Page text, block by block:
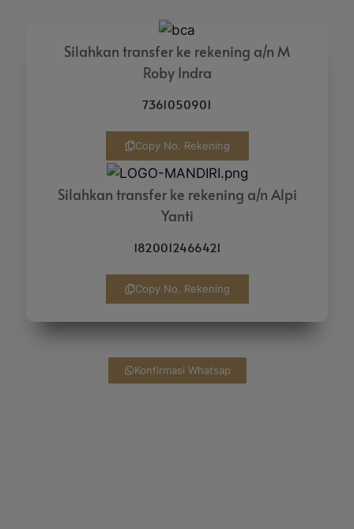
Silahkan transfer ke rekening a/n M
Roby Indra
7361050901
Copy No. Rekening
Silahkan transfer ke rekening a/n Alpi
Yanti
1820012466421
Copy No. Rekening
Konfirmasi Whatsap